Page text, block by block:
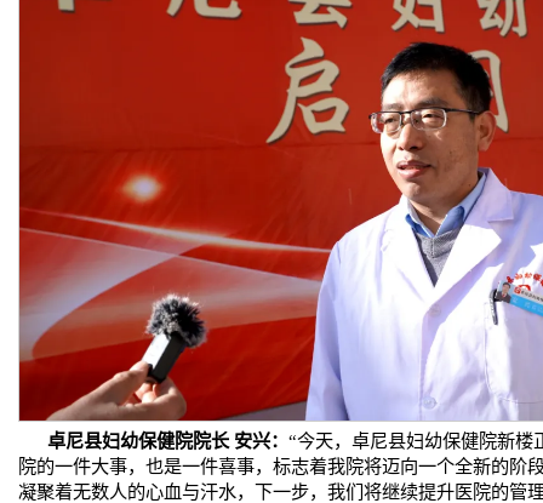
卓尼县妇幼保健院院长 安兴： “今天，卓尼县妇幼保健院新楼
院的一件大事，也是一件喜事，标志着我院将迈向一个全新的阶
凝聚着无数人的心血与汗水，下一步，我们将继续提升医院的管